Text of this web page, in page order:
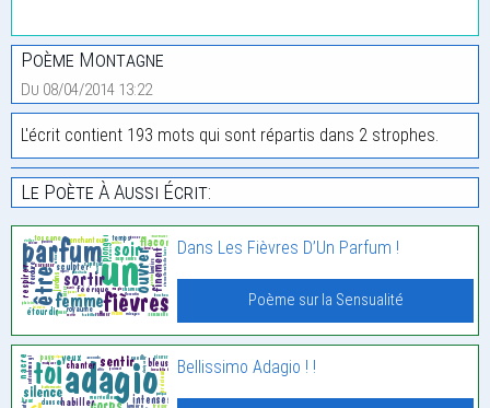
Poème Montagne
Du 08/04/2014 13:22
L'écrit contient 193 mots qui sont répartis dans 2 strophes.
Le Poète À Aussi Écrit:
Dans Les Fièvres D’Un Parfum !
Poème sur la Sensualité
Bellissimo Adagio ! !